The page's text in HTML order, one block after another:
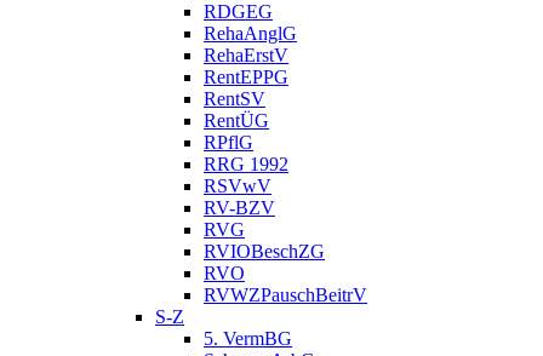
RDGEG
RehaAnglG
RehaErstV
RentEPPG
RentSV
RentÜG
RPflG
RRG 1992
RSVwV
RV-BZV
RVG
RVIOBeschZG
RVO
RVWZPauschBeitrV
S-Z
5. VermBG